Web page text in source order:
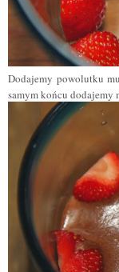
Dodajemy powolutku
samym końcu dodajemy